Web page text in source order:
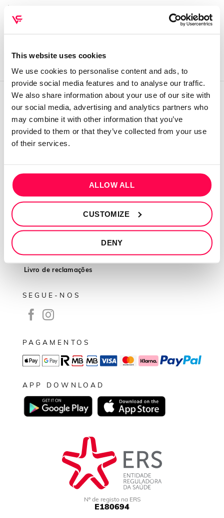
This website uses cookies
We use cookies to personalise content and ads, to
provide social media features and to analyse our traffic.
We also share information about your use of our site with
our social media, advertising and analytics partners who
may combine it with other information that you’ve
provided to them or that they’ve collected from your use
of their services.
ALLOW ALL
CUSTOMIZE
DENY
QUEM SOMOS
Sobre mim
Contactos
INFORMAÇÕES
Resolução de conflitos
Livro de reclamações
SEGUE-NOS
PAGAMENTOS
APP DOWNLOAD
Nº de registo na ERS
E180694